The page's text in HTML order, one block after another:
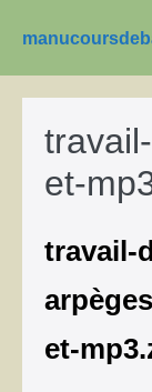
contenu
et-
travail-
et-